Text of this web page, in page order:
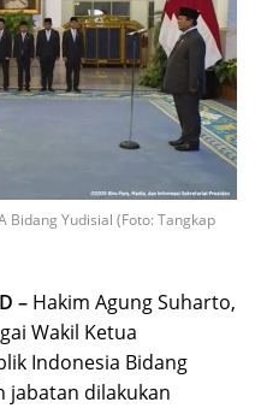
Bidang Yudisial (Foto: Tangkap
– Hakim Agung Suharto,
Wakil Ketua
Indonesia Bidang
jabatan dilakukan